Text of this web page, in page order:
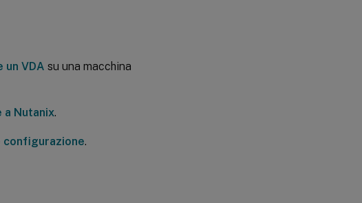
un VDA su una macchina
a Nutanix.
configurazione.